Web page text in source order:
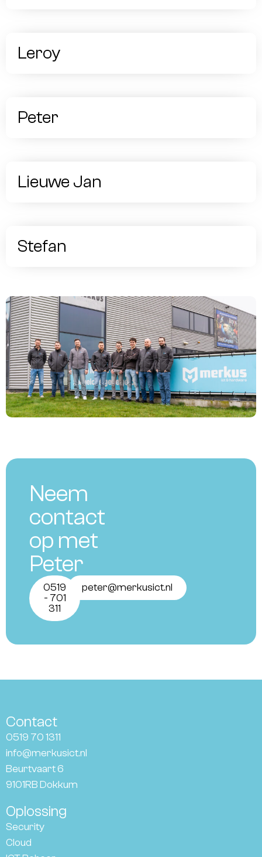
Leroy
Peter
Lieuwe Jan
Stefan
Neem
contact
op met
Peter
0519
- 701
311
peter@merkusict.nl
Contact
0519 70 1311
info@merkusict.nl
Beurtvaart 6
9101RB Dokkum
Oplossing
Security
Cloud